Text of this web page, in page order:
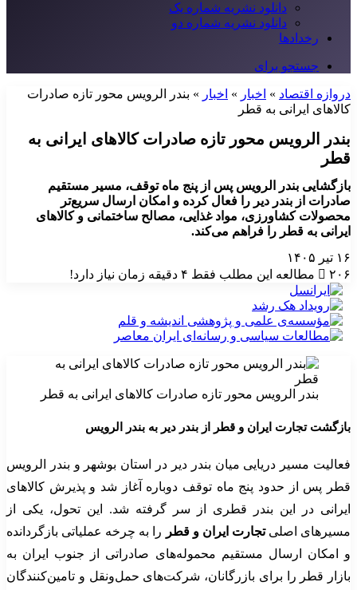
دانلود نشریه شماره یک
دانلود نشریه شماره دو
رخدادها
جستجو برای
دروازه اقتصاد » اخبار » اخبار » بندر الرویس محور تازه صادرات
کالاهای ایرانی به قطر
بندر الرویس محور تازه صادرات کالاهای ایرانی به
قطر
بازگشایی بندر الرویس پس از پنج ماه توقف، مسیر مستقیم
صادرات از بندر دیر را فعال کرده و امکان ارسال سریع‌تر
محصولات کشاورزی، مواد غذایی، مصالح ساختمانی و کالاهای
ایرانی به قطر را فراهم می‌کند.
۱۶ تیر ۱۴۰۵
۲۰۶
مطالعه این مطلب فقط ۴ دقیقه زمان نیاز دارد!
بندر الرویس محور تازه صادرات کالاهای ایرانی به قطر
بازگشت تجارت ایران و قطر از بندر دیر به بندر الرویس
فعالیت مسیر دریایی میان بندر دیر در استان بوشهر و بندر الرویس
قطر پس از حدود پنج ماه توقف دوباره آغاز شد و پذیرش کالاهای
ایرانی در این بندر قطری از سر گرفته شد. این تحول، یکی از
مسیرهای اصلیتجارت ایران و قطر
را به چرخه عملیاتی بازگردانده
و امکان ارسال مستقیم محموله‌های صادراتی از جنوب ایران به
بازار قطر را برای بازرگانان، شرکت‌های حمل‌ونقل و تامین‌کنندگان